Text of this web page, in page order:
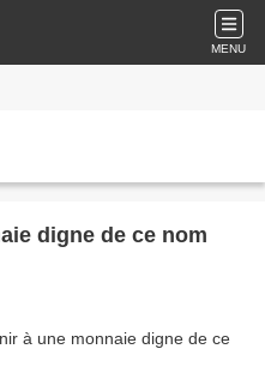
MENU
digne de ce nom